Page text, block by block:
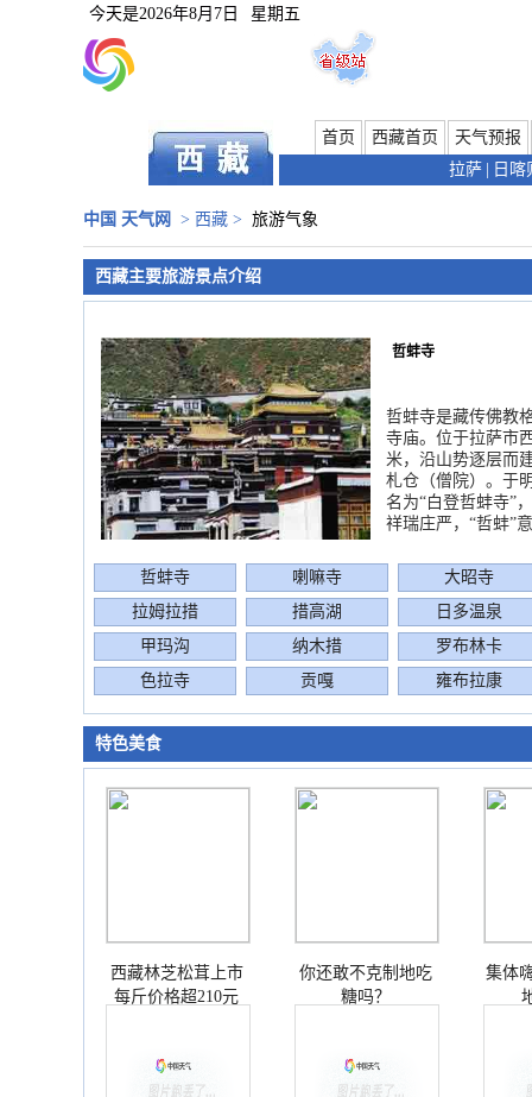
今天是2026年8月7日 星期五
首页 西藏首页
天气预报
拉萨
日喀
中国 天气网 > 西藏 > 旅游气象
西藏主要旅游景点介绍
哲蚌寺
哲蚌寺是藏传佛教
寺庙。位于拉萨市
米，沿山势逐层而
札仓（僧院）。于
名为“白登哲蚌寺”
祥瑞庄严，“哲蚌”
哲蚌寺 喇嘛寺
大昭寺
拉姆拉措
措高湖
日多温泉
甲玛沟
纳木措
罗布林卡
色拉寺
贡嘎 雍布拉康
特色美食
西藏林芝松茸上市
每斤价格超210元
你还敢不克制地吃
糖吗？
集体